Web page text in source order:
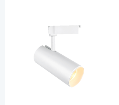
The
options
may
be